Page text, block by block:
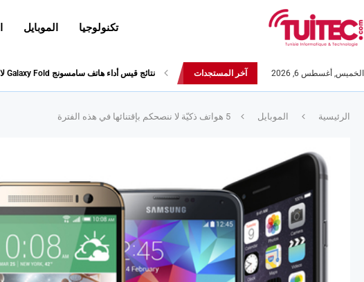
تكنولوجيا الموبايل
الخميس, أغسطس 6, 2026 آخر المستجدات العلامة التجارية Realme تعلن عن هاتفها Realme 5s
الرئيسية الموبايل 5 هواتف ذكيّة لا ننصحكم بإقتنائها في هذه الفترة